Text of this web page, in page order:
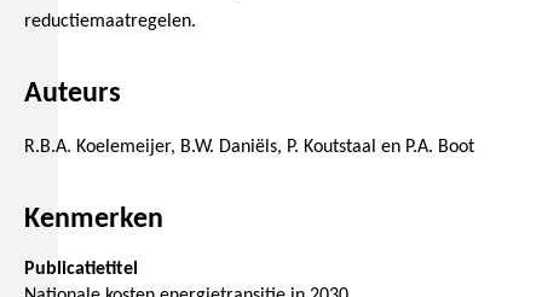
reductiemaatregelen.
Auteurs
R.B.A. Koelemeijer, B.W. Daniëls, P. Koutstaal en P.A. Boot
Kenmerken
Publicatietitel